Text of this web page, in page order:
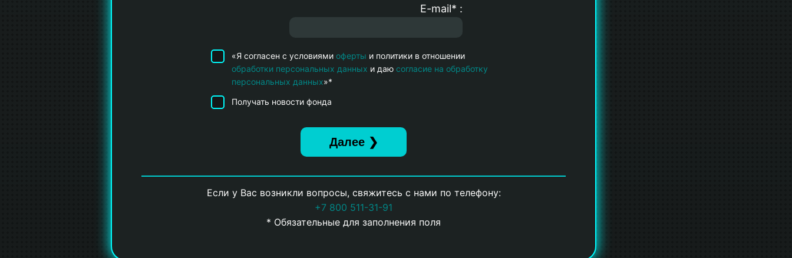
E-mail* :
«Я согласен с условиями оферты и политики в отношении
обработки персональных данных и даю согласие на обработку
персональных данных»*
Получать новости фонда
Если у Вас возникли вопросы, свяжитесь с нами по телефону:
+7 800 511-31-91
* Обязательные для заполнения поля